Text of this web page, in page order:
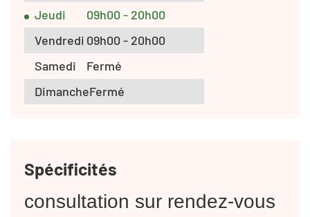
Jeudi
09h00 - 20h00
Vendredi 09h00 - 20h00
Samedi
Fermé
DimancheFermé
Spécificités
consultation sur rendez-vous